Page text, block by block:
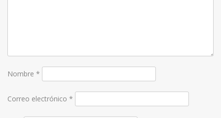
Nombre *
Correo electrónico *